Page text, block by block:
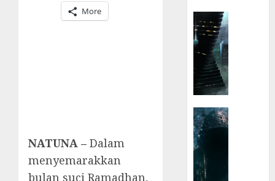
More
NATUNA – Dalam
menyemarakkan
bulan suci Ramadhan,